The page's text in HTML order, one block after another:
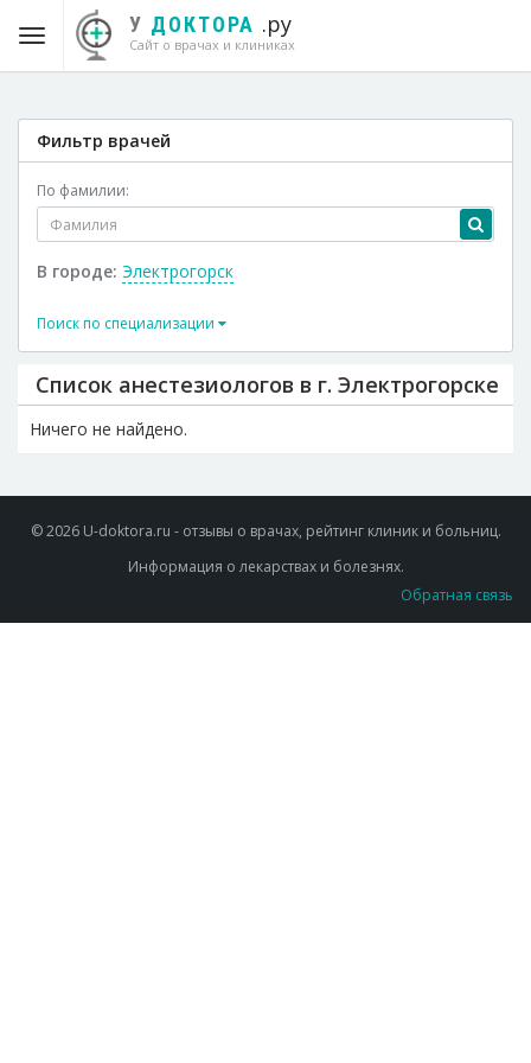
У ДОКТОРА .ру
Сайт о врачах и клиниках
Фильтр врачей
По фамилии:
В городе: Электрогорск
Поиск по специализации
Список анестезиологов в г. Электрогорске
Ничего не найдено.
© 2026 U-doktora.ru - отзывы о врачах, рейтинг клиник и больниц.
Информация о лекарствах и болезнях.
Обратная связь